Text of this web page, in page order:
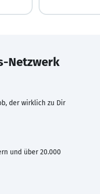
Netzwerk
der wirklich zu Dir
und über 20.000